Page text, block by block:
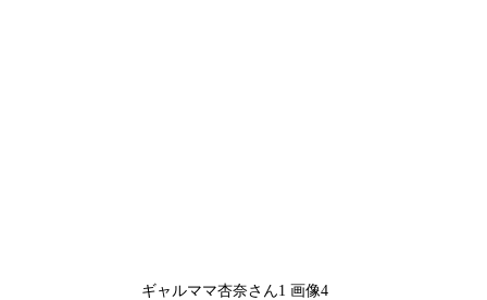
ギャルママ杏奈さん1 画像4